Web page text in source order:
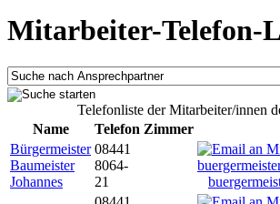
Mitarbeiter-Telefon-
Telefonliste der Mitarbeiter/innen
Name
Telefon Zimmer
Bürgermeister
Baumeister
Johannes
08441
8064-
21